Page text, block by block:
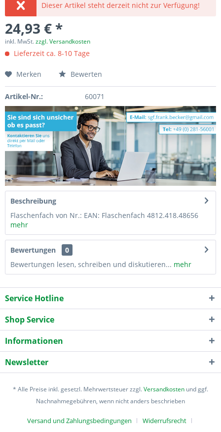
Dieser Artikel steht derzeit nicht zur Verfügung!
24,93 € *
inkl. MwSt.zzgl. Versandkosten
Lieferzeit ca. 8-10 Tage
Merken Bewerten
Artikel-Nr.: 60071
Beschreibung
Flaschenfach von Nr.: EAN: Flaschenfach 4812.418.48656
mehr
Bewertungen
0
Bewertungen lesen, schreiben und diskutieren... mehr
Service Hotline
Shop Service
Informationen
Newsletter
* Alle Preise inkl. gesetzl. Mehrwertsteuer zzgl.Versandkosten und ggf.
Nachnahmegebühren, wenn nicht anders beschrieben
Versand und Zahlungsbedingungen Widerrufsrecht